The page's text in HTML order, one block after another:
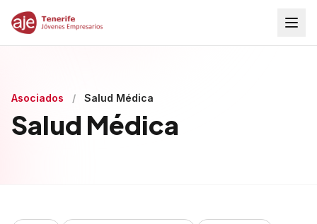
Asociados / Salud Médica
Salud Médica